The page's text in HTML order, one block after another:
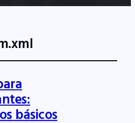
básicos